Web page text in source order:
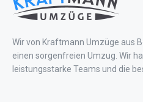
Wir von Kraftmann Umzüge aus
einen sorgenfreien Umzug. Wir
leistungsstarke Teams und die